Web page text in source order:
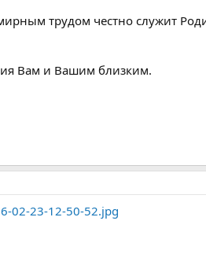
трудом честно служит
Вам и Вашим близким.